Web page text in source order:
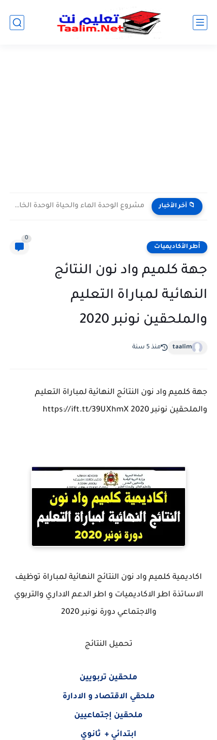
📁 آخر الأخبار مشروع الوحدة الماء والحياة الوحدة الخامسة المستوى الثالث projet de...
أطر الأكاديميات
0
جهة كلميم واد نون النتائج
النهائية لمباراة التعليم
والملحقين نونبر 2020
taalim منذ 5 سنة
جهة كلميم واد نون النتائج النهائية لمباراة التعليم
والملحقين نونبر 2020 https://ift.tt/39UXhmX
اكاديمية كلميم واد نون النتائج النهائية لمباراة توظيف
الاساتذة اطر الاكاديميات و اطر الدعم الاداري والتربوي
والاجتماعي دورة نونبر 2020
تحميل النتائج
ملحقين تربويين
ملحقي الاقتصاد و الادارة
ملحقين إجتماعيين
ابتدائي + ثانوي